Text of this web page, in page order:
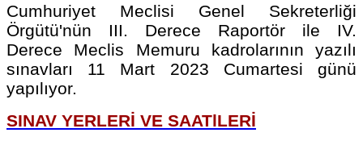
Cumhuriyet Meclisi Genel Sekreterliği
Örgütü'nün III. Derece Raportör ile IV.
Derece Meclis Memuru kadrolarının yazılı
sınavları 11 Mart 2023 Cumartesi günü
yapılıyor.
SINAV YERLERİ VE SAATlLERİ